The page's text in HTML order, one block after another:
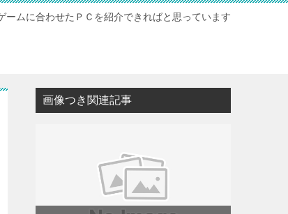
ームに合わせたＰＣを紹介できればと思っています
画像つき関連記事